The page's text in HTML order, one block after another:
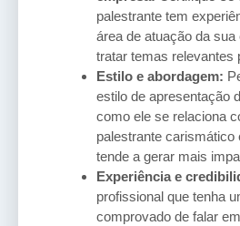
palestrante tem
área de atuação da
tratar temas relevantes
Estilo e abordagem:
estilo de apresentação
como ele se relaciona
palestrante carismático
tende a gerar mais
Experiência e
profissional que tenha
comprovado de falar